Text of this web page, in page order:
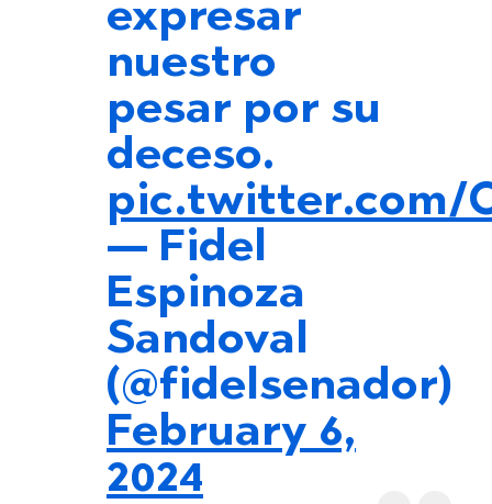
expresar
nuestro
pesar por su
deceso.
pic.twitter.com/
— Fidel
Espinoza
Sandoval
(@fidelsenador)
February 6,
2024